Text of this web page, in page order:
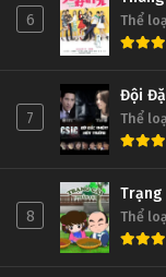
6 Thể
7
Đội
Thể
8
Trạng
Thể